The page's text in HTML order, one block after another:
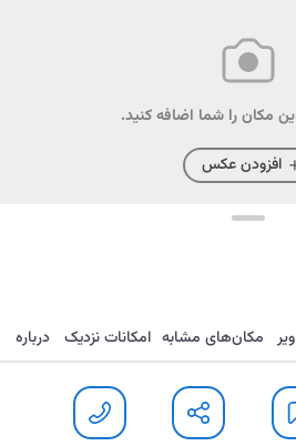
مکان را شما اضافه کنید.
افزودن عکس
ارسال تماس مکان‌های مشابه امکانات نزدیک درباره